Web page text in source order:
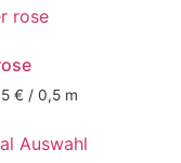
€ / 0,5 m
Auswahl